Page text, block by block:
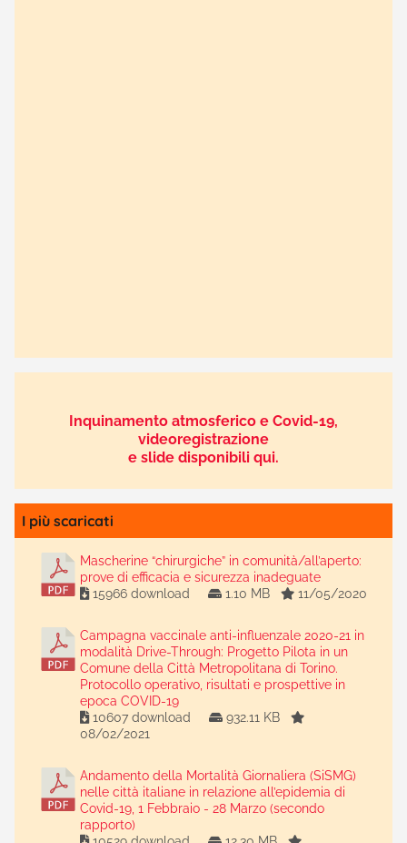
Inquinamento atmosferico e Covid-19,
videoregistrazione
e slide disponibili qui.
I più scaricati
Mascherine “chirurgiche” in comunità/all’aperto:
prove di efficacia e sicurezza inadeguate
15966 download
1.10 MB 11/05/2020
Campagna vaccinale anti-influenzale 2020-21 in
modalità Drive-Through: Progetto Pilota in un
Comune della Città Metropolitana di Torino.
Protocollo operativo, risultati e prospettive in
epoca COVID-19
10607 download
932.11 KB
08/02/2021
Andamento della Mortalità Giornaliera (SiSMG)
nelle città italiane in relazione all’epidemia di
Covid-19, 1 Febbraio - 28 Marzo (secondo
rapporto)